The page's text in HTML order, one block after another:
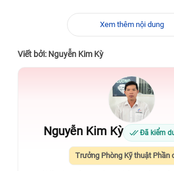
Xem thêm nội dung
Viết bởi: Nguyễn Kim Kỳ
Nguyễn Kim Kỳ Đã kiểm
Trưởng Phòng Kỹ thuật Phần